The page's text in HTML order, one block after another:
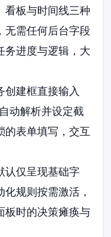
看板与时间线三种
无需任何后台字段
务进度与逻辑，大
创建框直接输入
动解析并设定截
的表单填写，交互
认仅呈现基础字
规则按需激活，
板时的决策瘫痪与